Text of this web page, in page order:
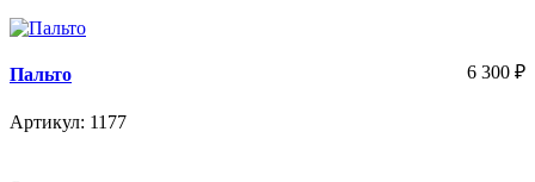
Пальто
Артикул: 1177
6 300 ₽